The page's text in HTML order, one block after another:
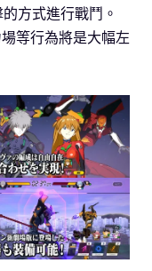
方式進行戰鬥。
等行為將是大幅左